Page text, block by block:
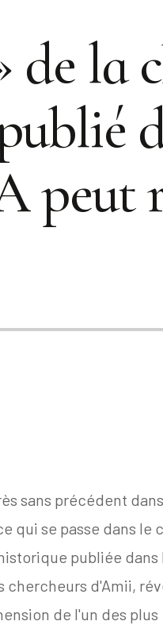
de la
peut
sans précédent
qui se passe dans le
publiée dans
d'Amii,
de l'un des plus